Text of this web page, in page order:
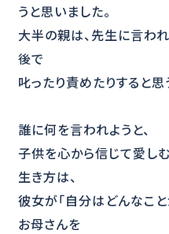
うと思いました。
大半の親は、先生に言わ
後で
叱ったり責めたりすると思
誰に何を言われようと、
子供を心から信じて愛し
生き方は、
彼女が「自分はどんなこと
お母さんを